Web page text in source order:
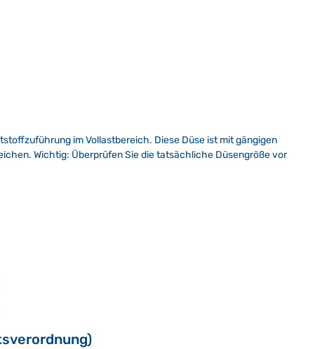
im Vollastbereich. Diese Düse ist mit gängigen
Wichtig: Überprüfen Sie die tatsächliche Düsengröße vor